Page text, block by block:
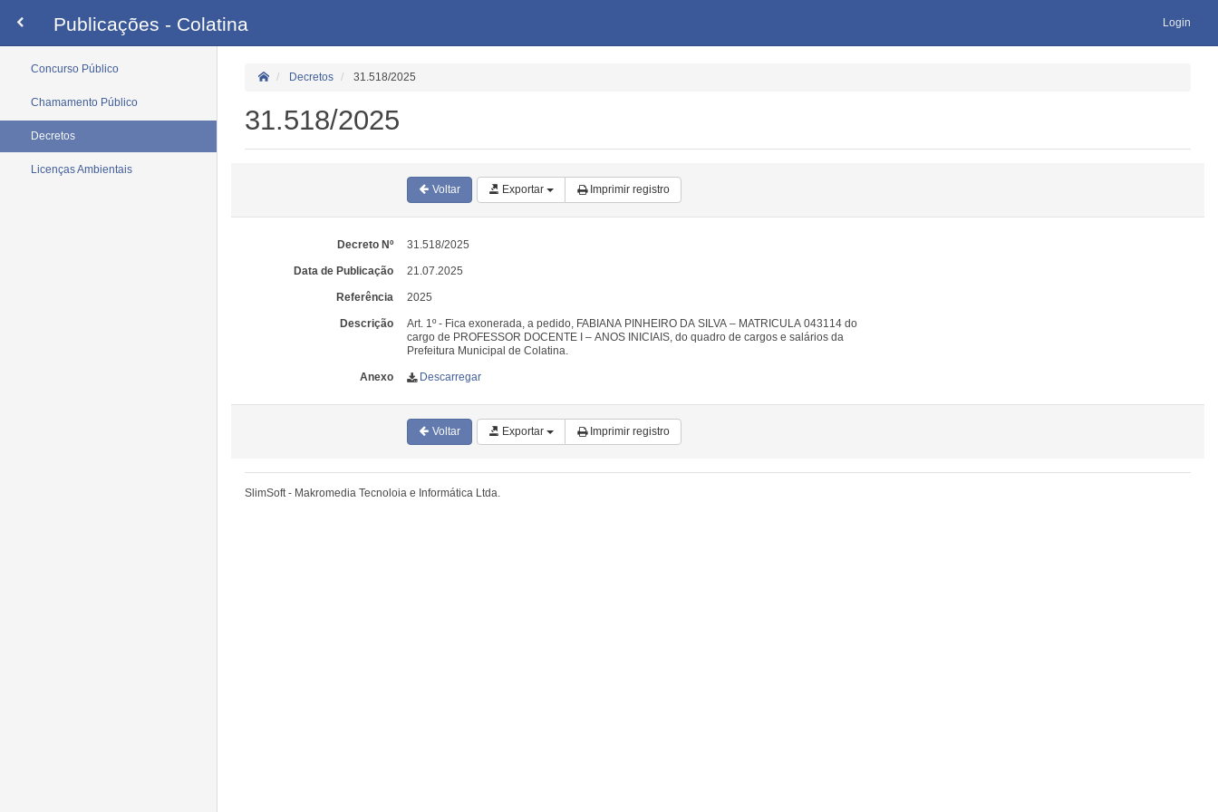
Publicações - Colatina Login
Concurso Público
Chamamento Público
Decretos
Licenças Ambientais
Decretos 31.518/2025
31.518/2025
Voltar Exportar Imprimir registro
Decreto Nº 31.518/2025
Data de Publicação 21.07.2025
Referência 2025
Descrição
Art. 1º - Fica exonerada, a pedido, FABIANA PINHEIRO DA SILVA – MATRICULA 043114 do
cargo de PROFESSOR DOCENTE I – ANOS INICIAIS, do quadro de cargos e salários da
Prefeitura Municipal de Colatina.
Anexo Descarregar
Voltar Exportar Imprimir registro
SlimSoft - Makromedia Tecnoloia e Informática Ltda.